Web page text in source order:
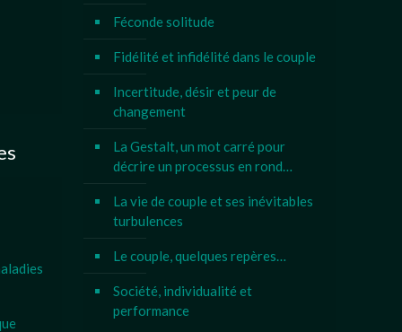
Féconde solitude
Fidélité et infidélité dans le couple
Incertitude, désir et peur de
changement
La Gestalt, un mot carré pour
décrire un processus en rond…
La vie de couple et ses inévitables
turbulences
Le couple, quelques repères…
Société, individualité et
performance